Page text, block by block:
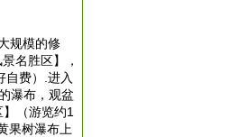
规模的修
名胜区】，
自费）.进入
瀑布，观盆
（游览约1
果树瀑布上